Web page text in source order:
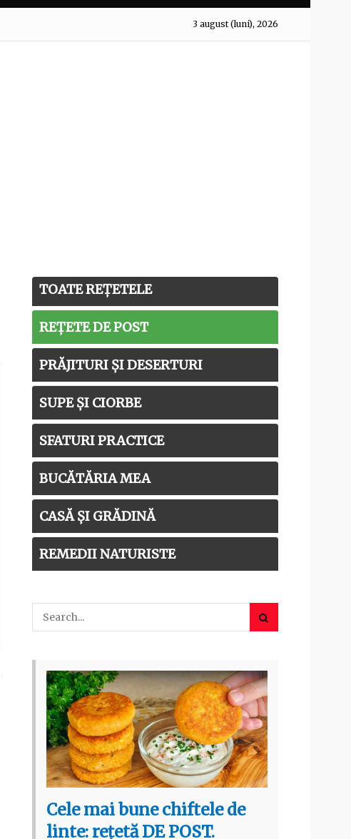
3 august (luni), 2026
TOATE REȚETELE
REȚETE DE POST
PRĂJITURI ȘI DESERTURI
SUPE ȘI CIORBE
SFATURI PRACTICE
BUCĂTĂRIA MEA
CASĂ ȘI GRĂDINĂ
REMEDII NATURISTE
Cele mai bune chiftele de
linte: rețetă DE POST.